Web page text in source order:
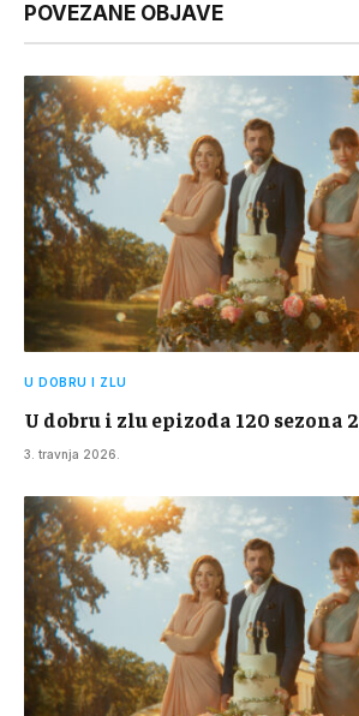
POVEZANE OBJAVE
U DOBRU I ZLU
U dobru i zlu epizoda 120 sezona 2
3. travnja 2026.